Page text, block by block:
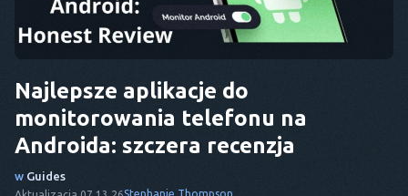
Najlepsze aplikacje do
monitorowania telefonu na
Androida: szczera recenzja
w Guides